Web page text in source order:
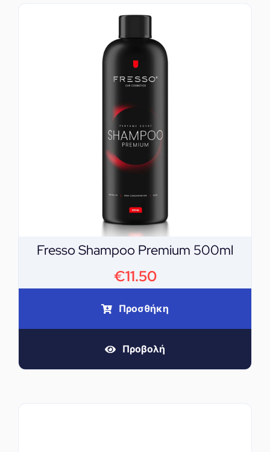
Fresso Shampoo Premium 500ml
€11.50
Προσθήκη
Προβολή